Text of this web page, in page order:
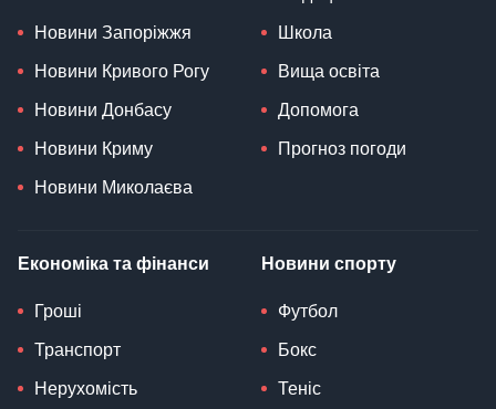
Новини Запоріжжя
Новини Кривого Рогу
Новини Донбасу
Новини Криму
Новини Миколаєва
Школа
Вища освіта
Допомога
Прогноз погоди
Економіка та фінанси
Гроші
Транспорт
Нерухомість
Новини спорту
Футбол
Бокс
Теніс